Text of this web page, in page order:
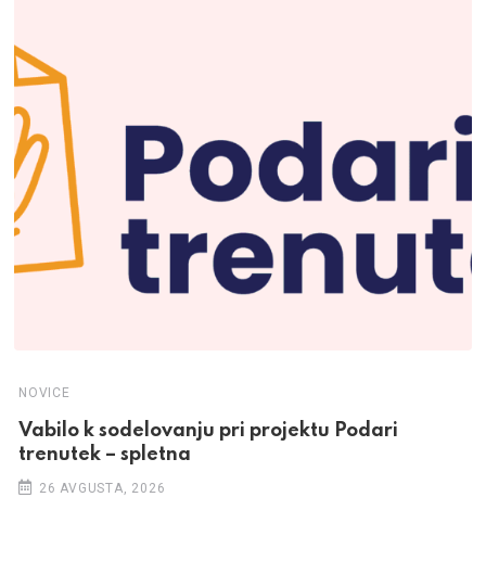
NOVICE
Vabilo k sodelovanju pri projektu Podari
trenutek – spletna
26 AVGUSTA, 2026